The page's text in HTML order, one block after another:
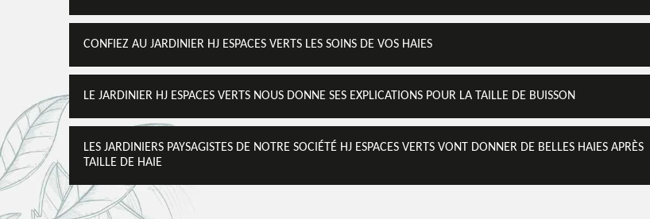
CONFIEZ AU JARDINIER HJ ESPACES VERTS LES SOINS DE VOS HAIES
LE JARDINIER HJ ESPACES VERTS NOUS DONNE SES EXPLICATIONS POUR LA TAILLE DE BUISSON
LES JARDINIERS PAYSAGISTES DE NOTRE SOCIÉTÉ HJ ESPACES VERTS VONT DONNER DE BELLES HAIES APRÈS
TAILLE DE HAIE